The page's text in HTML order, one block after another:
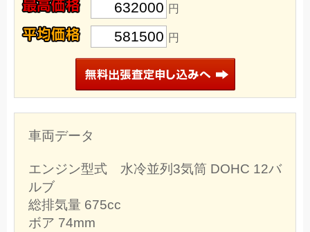
632000 円
581500 円
車両データ
エンジン型式 水冷並列3気筒 DOHC 12バ
ルブ
総排気量 675cc
ボア 74mm